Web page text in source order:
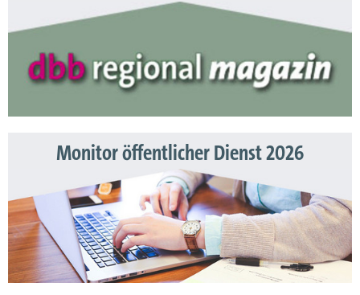
Monitor öffentlicher Dienst 2026